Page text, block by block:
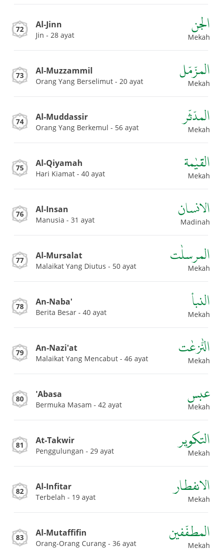
72 Al-Jinn
Jin - 28 ayat
الجن
Mekah
73 Al-Muzzammil
Orang Yang Berselimut - 20 ayat
المزّمّل
Mekah
74 Al-Muddassir
Orang Yang Berkemul - 56 ayat
المدّثّر
Mekah
75 Al-Qiyamah
Hari Kiamat - 40 ayat
القيٰمة
Mekah
76 Al-Insan
Manusia - 31 ayat
الانسان
Madinah
77 Al-Mursalat
Malaikat Yang Diutus - 50 ayat
المرسلٰت
Mekah
78 An-Naba'
Berita Besar - 40 ayat
النبأ
Mekah
79 An-Nazi'at
Malaikat Yang Mencabut - 46 ayat
النّٰزعٰت
Mekah
80 'Abasa
Bermuka Masam - 42 ayat
عبس
Mekah
81 At-Takwir
Penggulungan - 29 ayat
التكوير
Mekah
82 Al-Infitar
Terbelah - 19 ayat
الانفطار
Mekah
83 Al-Mutaffifin
Orang-Orang Curang - 36 ayat
المطفّفين
Mekah